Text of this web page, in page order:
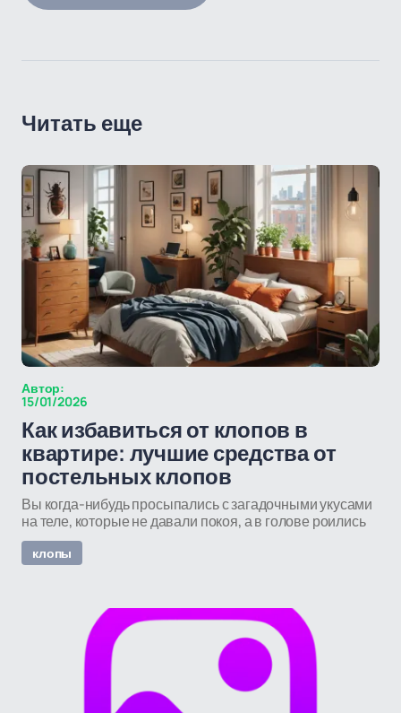
Читать еще
Автор:
15/01/2026
Как избавиться от клопов в
квартире: лучшие средства от
постельных клопов
Вы когда-нибудь просыпались с загадочными укусами
на теле, которые не давали покоя, а в голове роились
клопы